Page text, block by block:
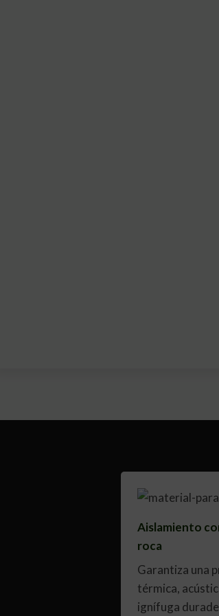
Aislamiento
roca
Garantiza una
térmica,
ignífuga